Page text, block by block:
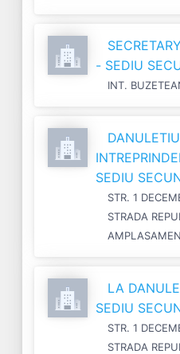
- SEDIU
INT.
SEDIU
STR. 1
STRADA
LA
SEDIU
STR. 1
STRADA